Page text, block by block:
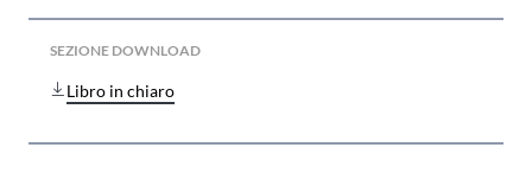
SEZIONE DOWNLOAD
Libro in chiaro